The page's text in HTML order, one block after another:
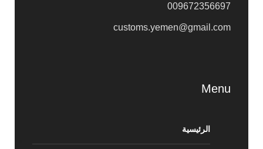
009672356697
customs.yemen@gmail.com
Menu
الرئيسية